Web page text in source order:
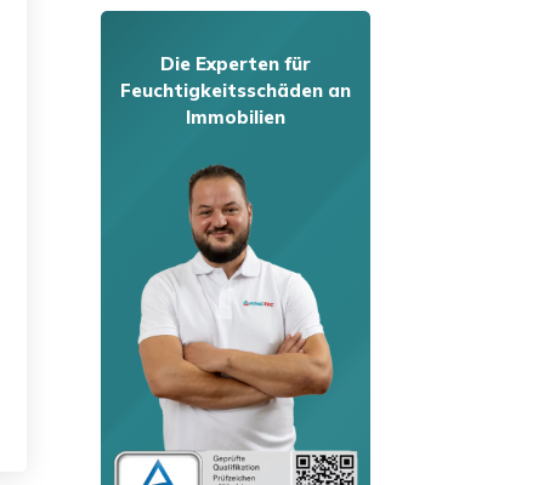
Die Experten für
Feuchtigkeitsschäden an
Immobilien